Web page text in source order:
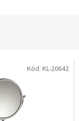
Kód: KL-20642